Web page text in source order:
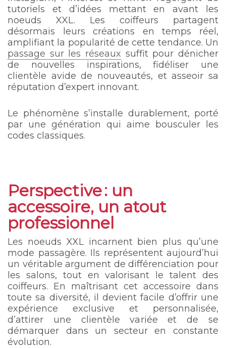
tutoriels et d’idées mettant en avant les
noeuds XXL. Les coiffeurs partagent
désormais leurs créations en temps réel,
amplifiant la popularité de cette tendance. Un
passage sur les réseaux suffit pour dénicher
de nouvelles inspirations, fidéliser une
clientèle avide de nouveautés, et asseoir sa
réputation d’expert innovant.
Le phénomène s’installe durablement, porté
par une génération qui aime bousculer les
codes classiques.
Perspective : un
accessoire, un atout
professionnel
Les noeuds XXL incarnent bien plus qu’une
mode passagère. Ils représentent aujourd’hui
un véritable argument de différenciation pour
les salons, tout en valorisant le talent des
coiffeurs. En maîtrisant cet accessoire dans
toute sa diversité, il devient facile d’offrir une
expérience exclusive et personnalisée,
d’attirer une clientèle variée et de se
démarquer dans un secteur en constante
évolution.